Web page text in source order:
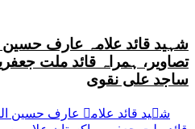
شہید قائد علامہ عارف
تصاویر، ہمراہ قائد ملت
ساجد علی نقوی